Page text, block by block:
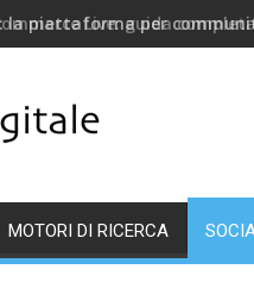
la piattaforma per
MOTORI DI RICERCA